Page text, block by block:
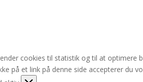
cookies til statistik og til at optimere
på et link på denne side accepterer du